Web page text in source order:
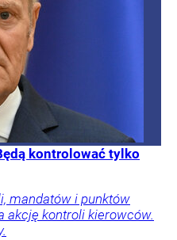
kontrolować tylko
mandatów i punktów
akcję kontroli kierowców.